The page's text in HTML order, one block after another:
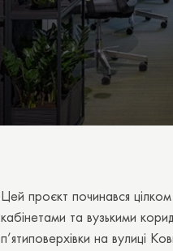
Цей проєкт починався
кабінетами та вузькими
п’ятиповерхівки на вулиці